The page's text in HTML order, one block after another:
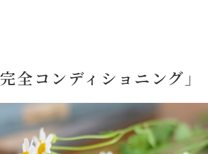
全コンディショニング」